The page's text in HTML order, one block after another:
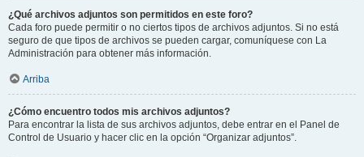
¿Qué archivos adjuntos son permitidos en este foro?
Cada foro puede permitir o no ciertos tipos de archivos adjuntos. Si no está
seguro de que tipos de archivos se pueden cargar, comuníquese con La
Administración para obtener más información.
Arriba
¿Cómo encuentro todos mis archivos adjuntos?
Para encontrar la lista de sus archivos adjuntos, debe entrar en el Panel de
Control de Usuario y hacer clic en la opción “Organizar adjuntos”.